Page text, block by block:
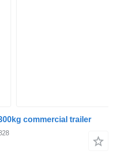
commercial trailer